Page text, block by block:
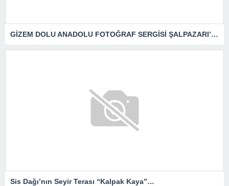
GİZEM DOLU ANADOLU FOTOĞRAF SERGİSİ ŞALPAZARI’NDA
Sis Dağı’nın Seyir Terası “Kalpak Kaya”…